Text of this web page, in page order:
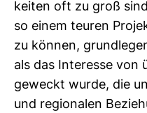
keiten oft zu groß
so einem teuren
zu können,
als das Inter­esse von
geweckt wurde, die
und regio­nalen